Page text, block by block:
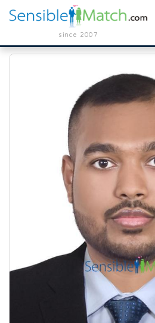
since 2007